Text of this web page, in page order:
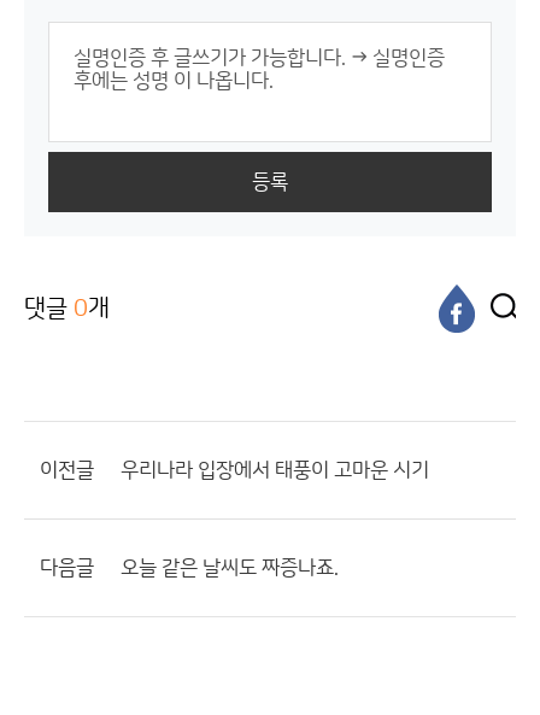
등록
댓글 0개
이전글 우리나라 입장에서 태풍이 고마운 시기
다음글 오늘 같은 날씨도 짜증나죠.